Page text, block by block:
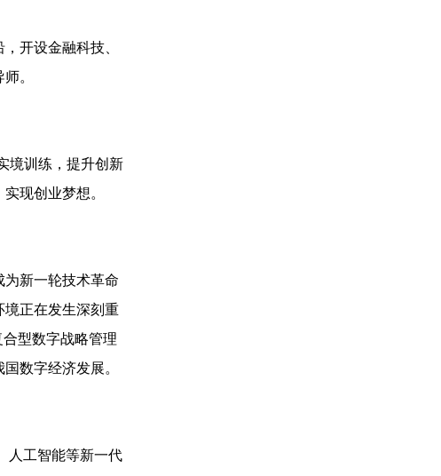
开设金融科技、
。
境训练，提升创新
现创业梦想。
为新一轮技术革命
境正在发生深刻重
型数字战略管理
数字经济发展。
人工智能等新一代